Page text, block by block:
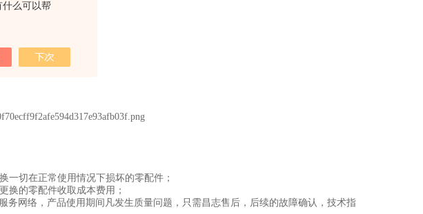
什么可以帮
一切在正常使用情况下损坏的零配件；
换的零配件收取成本费用；
务网络，产品使用期间凡发生质量问题，只需昌志售后，后续的故障确认，技术指